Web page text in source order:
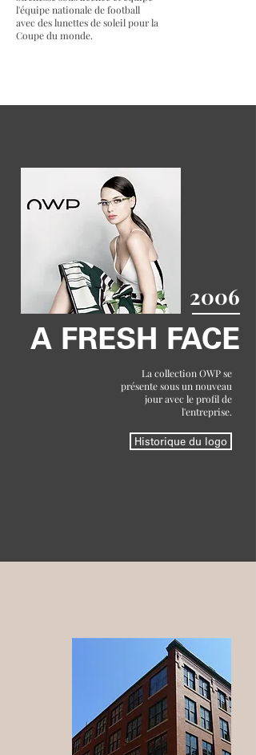
l'équipe nationale de football
avec des lunettes de soleil pour la
Coupe du monde.
2006
A FRESH FACE
La collection OWP se
présente sous un nouveau
jour avec le profil de
l'entreprise.
Historique du logo